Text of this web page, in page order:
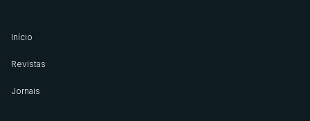
Início
Revistas
Jornais